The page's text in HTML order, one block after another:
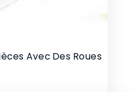
Avec Des Roues